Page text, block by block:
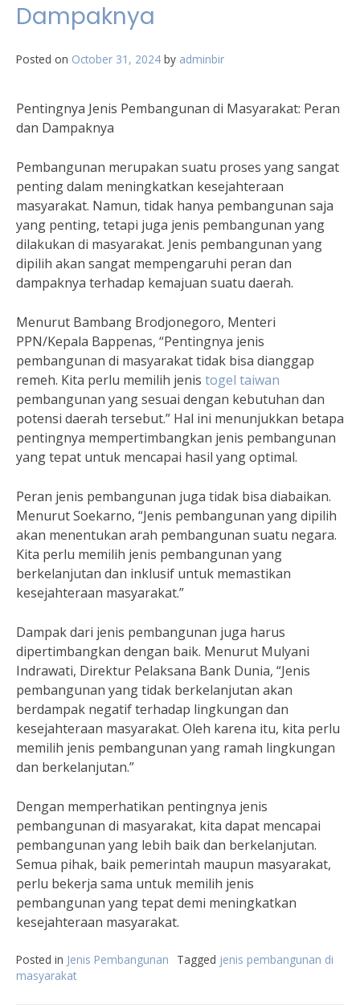
Dampaknya
Posted on October 31, 2024 by adminbir
Pentingnya Jenis Pembangunan di Masyarakat: Peran
dan Dampaknya
Pembangunan merupakan suatu proses yang sangat
penting dalam meningkatkan kesejahteraan
masyarakat. Namun, tidak hanya pembangunan saja
yang penting, tetapi juga jenis pembangunan yang
dilakukan di masyarakat. Jenis pembangunan yang
dipilih akan sangat mempengaruhi peran dan
dampaknya terhadap kemajuan suatu daerah.
Menurut Bambang Brodjonegoro, Menteri
PPN/Kepala Bappenas, “Pentingnya jenis
pembangunan di masyarakat tidak bisa dianggap
remeh. Kita perlu memilih jenis togel taiwan
pembangunan yang sesuai dengan kebutuhan dan
potensi daerah tersebut.” Hal ini menunjukkan betapa
pentingnya mempertimbangkan jenis pembangunan
yang tepat untuk mencapai hasil yang optimal.
Peran jenis pembangunan juga tidak bisa diabaikan.
Menurut Soekarno, “Jenis pembangunan yang dipilih
akan menentukan arah pembangunan suatu negara.
Kita perlu memilih jenis pembangunan yang
berkelanjutan dan inklusif untuk memastikan
kesejahteraan masyarakat.”
Dampak dari jenis pembangunan juga harus
dipertimbangkan dengan baik. Menurut Mulyani
Indrawati, Direktur Pelaksana Bank Dunia, “Jenis
pembangunan yang tidak berkelanjutan akan
berdampak negatif terhadap lingkungan dan
kesejahteraan masyarakat. Oleh karena itu, kita perlu
memilih jenis pembangunan yang ramah lingkungan
dan berkelanjutan.”
Dengan memperhatikan pentingnya jenis
pembangunan di masyarakat, kita dapat mencapai
pembangunan yang lebih baik dan berkelanjutan.
Semua pihak, baik pemerintah maupun masyarakat,
perlu bekerja sama untuk memilih jenis
pembangunan yang tepat demi meningkatkan
kesejahteraan masyarakat.
Posted in Jenis Pembangunan Tagged jenis pembangunan di
masyarakat